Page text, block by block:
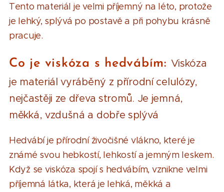
Tento materiál je velmi příjemný na léto, protože
je lehký, splývá po postavě a při pohybu krásně
pracuje.
Co je viskóza s hedvábím: Viskóza
je materiál vyráběný z přírodní celulózy,
nejčastěji ze dřeva stromů. Je jemná,
měkká, vzdušná a dobře splývá
Hedvábí je přírodní živočišné vlákno, které je
známé svou hebkostí, lehkostí a jemným leskem.
Když se viskóza spojí s hedvábím, vznikne velmi
příjemná látka, která je lehká, měkká a